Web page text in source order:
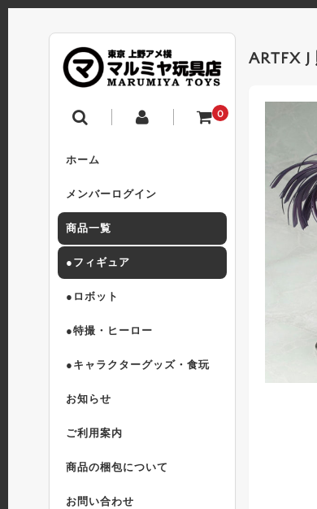
0
ホーム
メンバーログイン
商品一覧
●フィギュア
●ロボット
●特撮・ヒーロー
●キャラクターグッズ・食玩
お知らせ
ご利用案内
商品の梱包について
お問い合わせ
ARTFX